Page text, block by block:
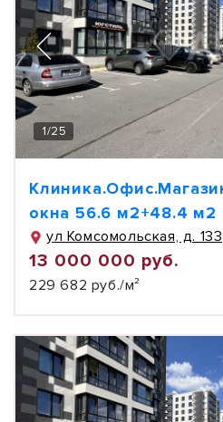
1/25
окна 56.6 м2+48.4 м2
ул Комсомольская, д.
13 000 000 руб.
229 682 руб./м²